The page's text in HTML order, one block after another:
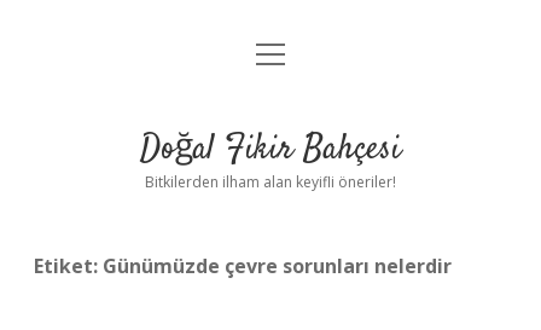
Anasayfa
Yasal Uyarı
menüyü
Doğal Fikir Bahçesi
Bitkilerden ilham alan keyifli öneriler!
Etiket: Günümüzde çevre sorunları nelerdir